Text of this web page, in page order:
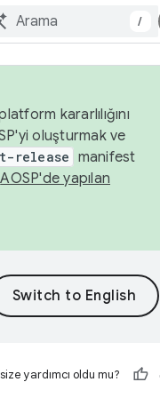
/
kararlılığını
oluşturmak ve
release manifest
AOSP'de yapılan
yardımcı oldu mu?